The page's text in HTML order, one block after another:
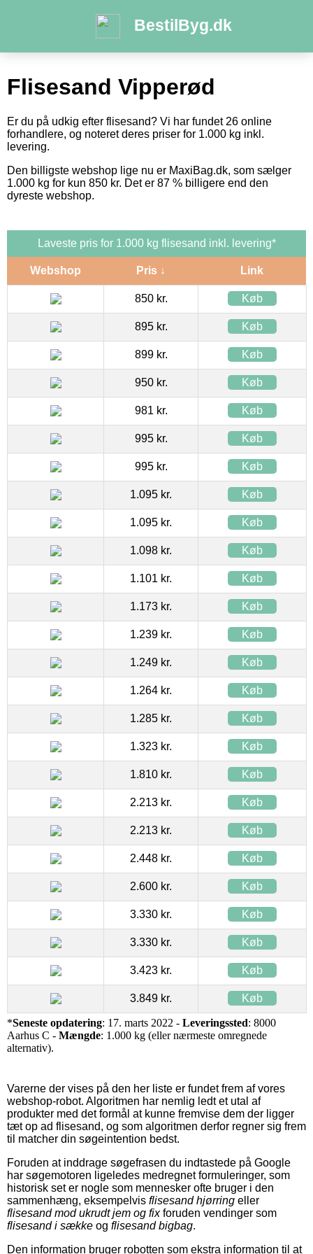
BestilByg.dk
Flisesand Vipperød
Er du på udkig efter flisesand? Vi har fundet 26 online
forhandlere, og noteret deres priser for 1.000 kg inkl.
levering.
Den billigste webshop lige nu er MaxiBag.dk, som sælger
1.000 kg for kun 850 kr. Det er 87 % billigere end den
dyreste webshop.
Laveste pris for 1.000 kg flisesand inkl. levering*
Webshop Pris ↓ Link
850 kr. Køb
895 kr. Køb
899 kr. Køb
950 kr. Køb
981 kr. Køb
995 kr. Køb
995 kr. Køb
1.095 kr. Køb
1.095 kr. Køb
1.098 kr. Køb
1.101 kr. Køb
1.173 kr. Køb
1.239 kr. Køb
1.249 kr. Køb
1.264 kr. Køb
1.285 kr. Køb
1.323 kr. Køb
1.810 kr. Køb
2.213 kr. Køb
2.213 kr. Køb
2.448 kr. Køb
2.600 kr. Køb
3.330 kr. Køb
3.330 kr. Køb
3.423 kr. Køb
3.849 kr. Køb
*Seneste opdatering: 17. marts 2022 - Leveringssted: 8000
Aarhus C - Mængde: 1.000 kg (eller nærmeste omregnede
alternativ).
Varerne der vises på den her liste er fundet frem af vores
webshop-robot. Algoritmen har nemlig ledt et utal af
produkter med det formål at kunne fremvise dem der ligger
tæt op ad flisesand, og som algoritmen derfor regner sig frem
til matcher din søgeintention bedst.
Foruden at inddrage søgefrasen du indtastede på Google
har søgemotoren ligeledes medregnet formuleringer, som
historisk set er nogle som mennesker ofte bruger i den
sammenhæng, eksempelvis flisesand hjørring eller
flisesand mod ukrudt jem og fixforuden vendinger som
flisesand i sække og flisesand bigbag.
Den information bruger robotten som ekstra information til at